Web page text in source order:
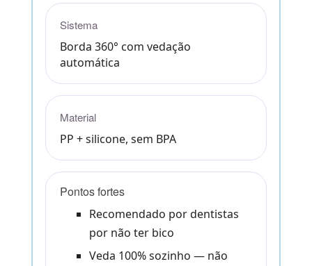
Sistema
Borda 360° com vedação
automática
Material
PP + silicone, sem BPA
Pontos fortes
Recomendado por dentistas
por não ter bico
Veda 100% sozinho — não